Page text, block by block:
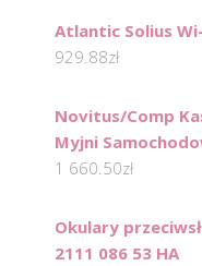
Atlantic Solius
929.88zł
Novitus/Comp
Myjni
1 660.50zł
Okulary
2111 086 53 HA